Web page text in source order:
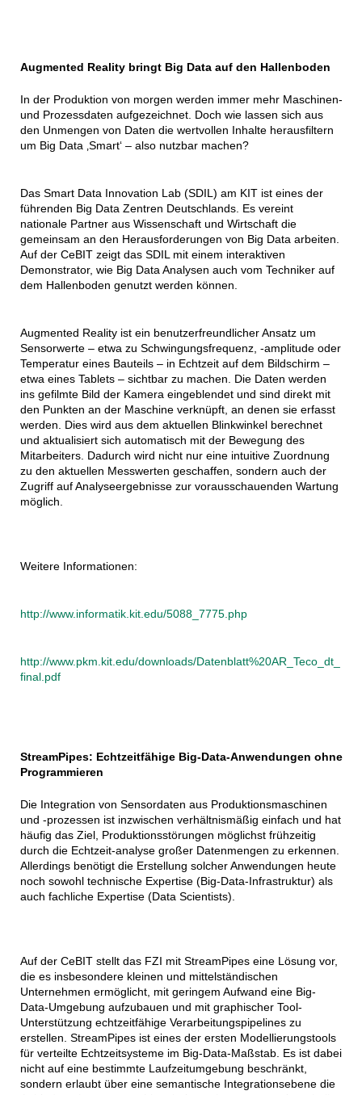
Augmented Reality bringt Big Data auf den Hallenboden
In der Produktion von morgen werden immer mehr Maschinen-
und Prozessdaten aufgezeichnet. Doch wie lassen sich aus
den Unmengen von Daten die wertvollen Inhalte herausfiltern
um Big Data ‚Smart‘ – also nutzbar machen?
Das Smart Data Innovation Lab (SDIL) am KIT ist eines der
führenden Big Data Zentren Deutschlands. Es vereint
nationale Partner aus Wissenschaft und Wirtschaft die
gemeinsam an den Herausforderungen von Big Data arbeiten.
Auf der CeBIT zeigt das SDIL mit einem interaktiven
Demonstrator, wie Big Data Analysen auch vom Techniker auf
dem Hallenboden genutzt werden können.
Augmented Reality ist ein benutzerfreundlicher Ansatz um
Sensorwerte – etwa zu Schwingungsfrequenz, -amplitude oder
Temperatur eines Bauteils – in Echtzeit auf dem Bildschirm –
etwa eines Tablets – sichtbar zu machen. Die Daten werden
ins gefilmte Bild der Kamera eingeblendet und sind direkt mit
den Punkten an der Maschine verknüpft, an denen sie erfasst
werden. Dies wird aus dem aktuellen Blinkwinkel berechnet
und aktualisiert sich automatisch mit der Bewegung des
Mitarbeiters. Dadurch wird nicht nur eine intuitive Zuordnung
zu den aktuellen Messwerten geschaffen, sondern auch der
Zugriff auf Analyseergebnisse zur vorausschauenden Wartung
möglich.
Weitere Informationen:
http://www.informatik.kit.edu/5088_7775.php
http://www.pkm.kit.edu/downloads/Datenblatt%20AR_Teco_dt_
final.pdf
StreamPipes: Echtzeitfähige Big-Data-Anwendungen ohne
Programmieren
Die Integration von Sensordaten aus Produktionsmaschinen
und -prozessen ist inzwischen verhältnismäßig einfach und hat
häufig das Ziel, Produktionsstörungen möglichst frühzeitig
durch die Echtzeit-analyse großer Datenmengen zu erkennen.
Allerdings benötigt die Erstellung solcher Anwendungen heute
noch sowohl technische Expertise (Big-Data-Infrastruktur) als
auch fachliche Expertise (Data Scientists).
Auf der CeBIT stellt das FZI mit StreamPipes eine Lösung vor,
die es insbesondere kleinen und mittelständischen
Unternehmen ermöglicht, mit geringem Aufwand eine Big-
Data-Umgebung aufzubauen und mit graphischer Tool-
Unterstützung echtzeitfähige Verarbeitungspipelines zu
erstellen. StreamPipes ist eines der ersten Modellierungstools
für verteilte Echtzeitsysteme im Big-Data-Maßstab. Es ist dabei
nicht auf eine bestimmte Laufzeitumgebung beschränkt,
sondern erlaubt über eine semantische Integrationsebene die